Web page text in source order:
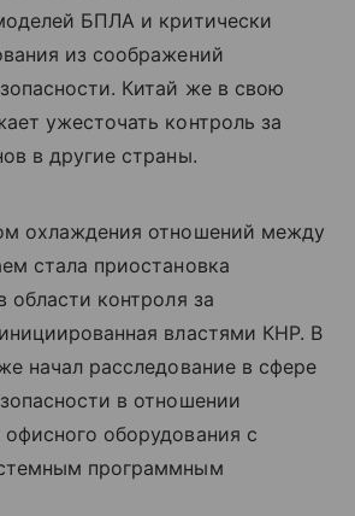
БПЛА и критически
из соображений
Китай же в свою
ужесточать контроль за
в другие страны.
охлаждения отношений между
стала приостановка
области контроля за
властями КНР. В
начал расследование в сфере
в отношении
оборудования с
программным